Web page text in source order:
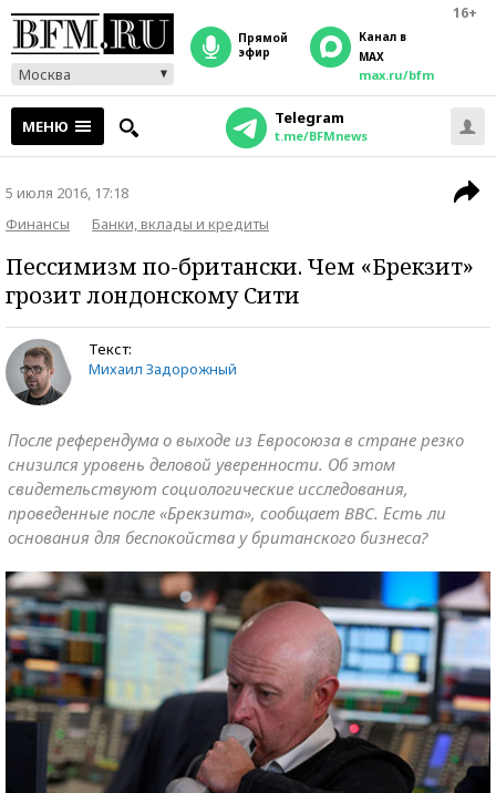
16+
Москва
прямой
эфир
Канал в
MAX
max.ru/bfm
МЕНЮ Telegram
t.me/BFMnews
5 июля 2016, 17:18
Финансы
Банки, вклады и кредиты
Пессимизм по-британски. Чем «Брекзит»
грозит лондонскому Сити
Текст:
Михаил Задорожный
После референдума о выходе из Евросоюза в стране резко
снизился уровень деловой уверенности. Об этом
свидетельствуют социологические исследования,
проведенные после «Брекзита», сообщает BBC. Есть ли
основания для беспокойства у британского бизнеса?